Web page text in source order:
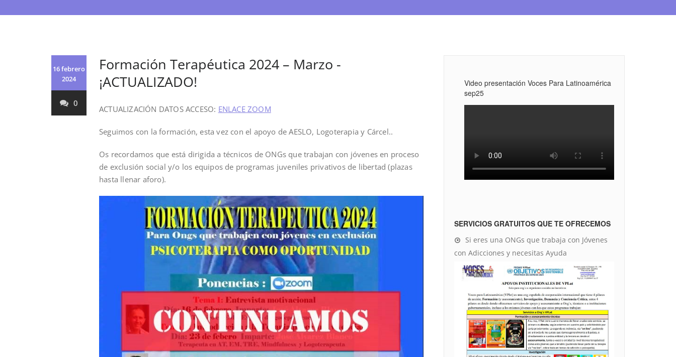
16 febrero
2024
0
Formación Terapéutica 2024 – Marzo -
¡ACTUALIZADO!
ACTUALIZACIÓN DATOS ACCESO: ENLACE ZOOM
Seguimos con la formación, esta vez con el apoyo de AESLO, Logoterapia y Cárcel..
Os recordamos que está dirigida a técnicos de ONGs que trabajan con jóvenes en proceso
de exclusión social y/o los equipos de programas juveniles privativos de libertad (plazas
hasta llenar aforo).
Video presentación Voces Para Latinoamérica
sep25
SERVICIOS GRATUITOS QUE TE OFRECEMOS
Si eres una ONGs que trabaja con Jóvenes
con Adicciones y necesitas Ayuda